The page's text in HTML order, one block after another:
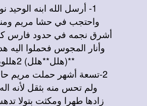
1- أرسل الله ابنه الوحيد نورا للأمم
واحتجب في حشا مريم
أشرق نجمه في حدود فارس
وأنار المجوس فحملوا اليه
**(هلل**هلل) 2هللوية
2-تسعة أشهر حملت مريم حامل الأكوان
ولم تحس منه بثقل لأنه
زادها طهرا ومكثت بتولا